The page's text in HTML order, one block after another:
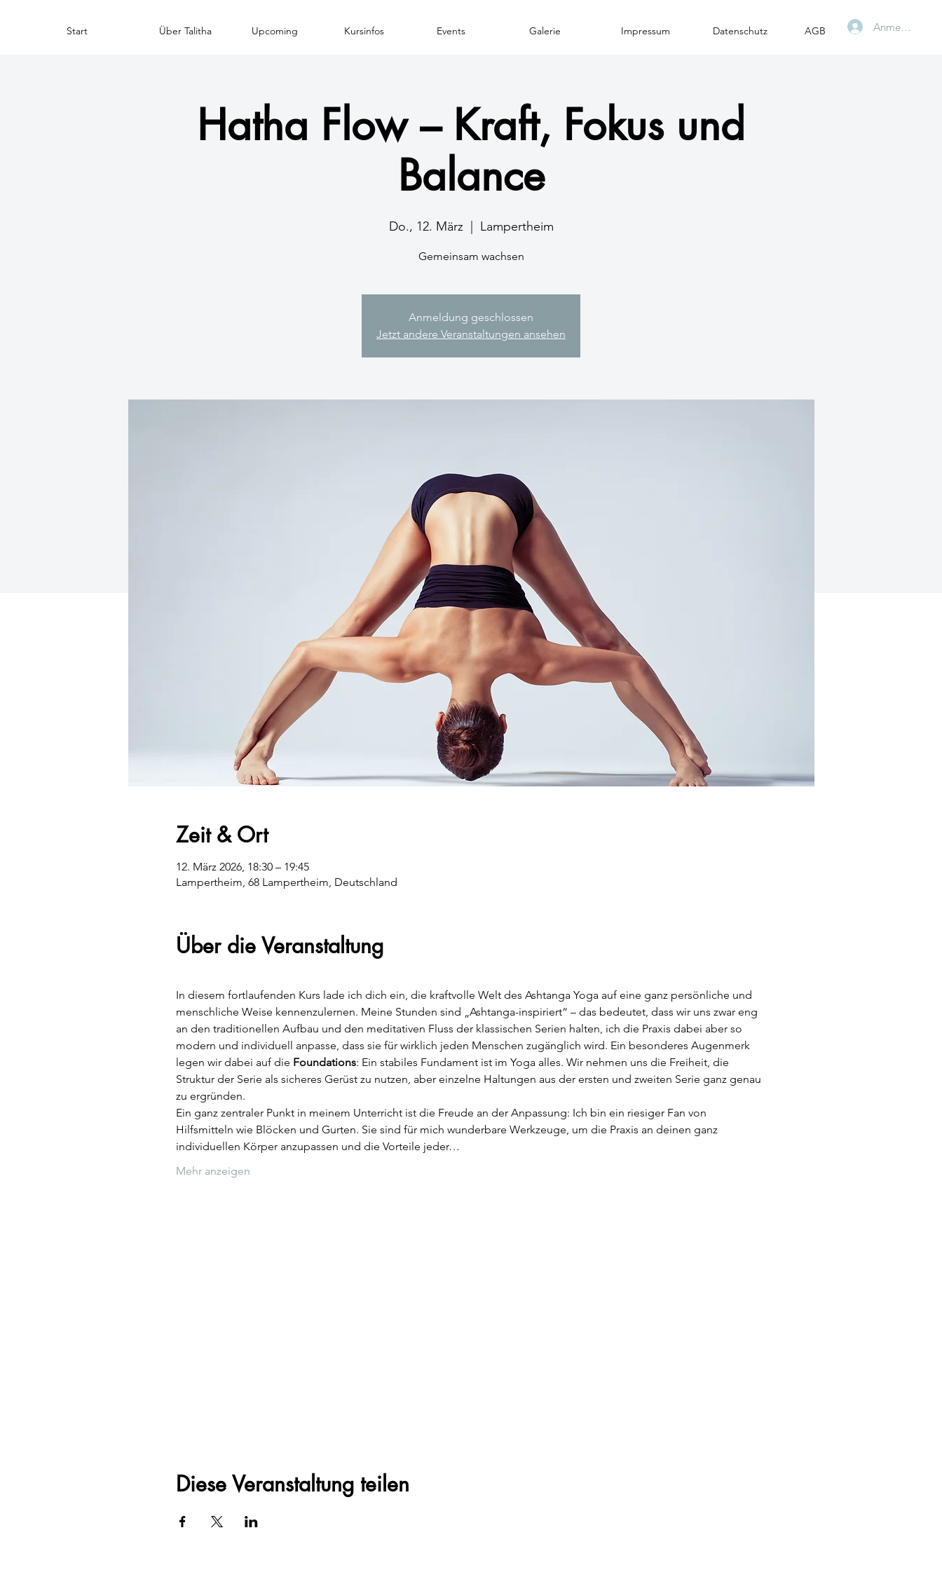
Anmelden
Start Über Talitha Upcoming Kursinfos Events Galerie Impressum Datenschutz AGB
Hatha Flow – Kraft, Fokus und
Balance
Do., 12. März
  |
Lampertheim
Gemeinsam wachsen
Anmeldung geschlossen
Jetzt andere Veranstaltungen ansehen
Zeit & Ort
12. März 2026, 18:30 – 19:45
Lampertheim, 68 Lampertheim, Deutschland
Über die Veranstaltung
In diesem fortlaufenden Kurs lade ich dich ein, die kraftvolle Welt des Ashtanga Yoga auf eine ganz persönliche und
menschliche Weise kennenzulernen. Meine Stunden sind „Ashtanga-inspiriert“ – das bedeutet, dass wir uns zwar eng
an den traditionellen Aufbau und den meditativen Fluss der klassischen Serien halten, ich die Praxis dabei aber so
modern und individuell anpasse, dass sie für wirklich jeden Menschen zugänglich wird. Ein besonderes Augenmerk
legen wir dabei auf die Foundations: Ein stabiles Fundament ist im Yoga alles. Wir nehmen uns die Freiheit, die
Struktur der Serie als sicheres Gerüst zu nutzen, aber einzelne Haltungen aus der ersten und zweiten Serie ganz genau
zu ergründen.
Ein ganz zentraler Punkt in meinem Unterricht ist die Freude an der Anpassung: Ich bin ein riesiger Fan von
Hilfsmitteln wie Blöcken und Gurten. Sie sind für mich wunderbare Werkzeuge, um die Praxis an deinen ganz
individuellen Körper anzupassen und die Vorteile jeder…
Mehr anzeigen
Diese Veranstaltung teilen